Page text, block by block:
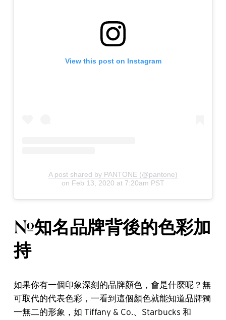
View this post on Instagram
A post shared by PANTONE (@pantone)
on Feb 13, 2020 at 7:20am PST
#知名品牌背後的色彩加
持
如果你有一個印象深刻的品牌顏色，會是什麼呢？無
可取代的代表色彩，一看到這個顏色就能知道品牌獨
一無二的形象，如 Tiffany & Co.、Starbucks 和